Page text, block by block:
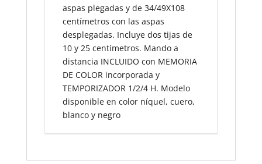
aspas plegadas y de 34/49X108
centímetros con las aspas
desplegadas. Incluye dos tijas de
10 y 25 centímetros. Mando a
distancia INCLUIDO con MEMORIA
DE COLOR incorporada y
TEMPORIZADOR 1/2/4 H. Modelo
disponible en color níquel, cuero,
blanco y negro